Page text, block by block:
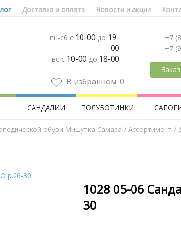
Доставка и оплата Новости и акции
пн-сб с 10-00 до 19-
00
вс с 10-00 до 18-00
В избранном: 0
+7
+7
САНДАЛИИ ПОЛУБОТИНКИ
обуви Мишутка Самара / Aссортимент /
1028 05-06
30